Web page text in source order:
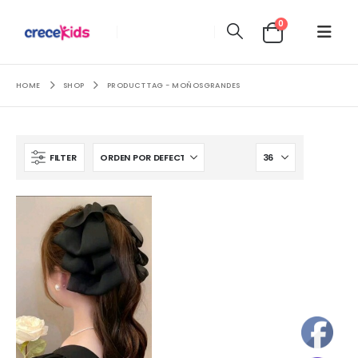
0
HOME SHOP PRODUCT TAG - MOÑOSGRANDES
FILTER